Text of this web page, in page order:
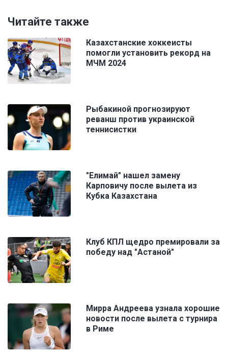
Читайте также
Казахстанские хоккеисты
помогли установить рекорд на
МЧМ 2024
Рыбакиной прогнозируют
реванш против украинской
теннисистки
"Елимай" нашел замену
Карповичу после вылета из
Кубка Казахстана
Клуб КПЛ щедро премировали за
победу над "Астаной"
Мирра Андреева узнала хорошие
новости после вылета с турнира
в Риме